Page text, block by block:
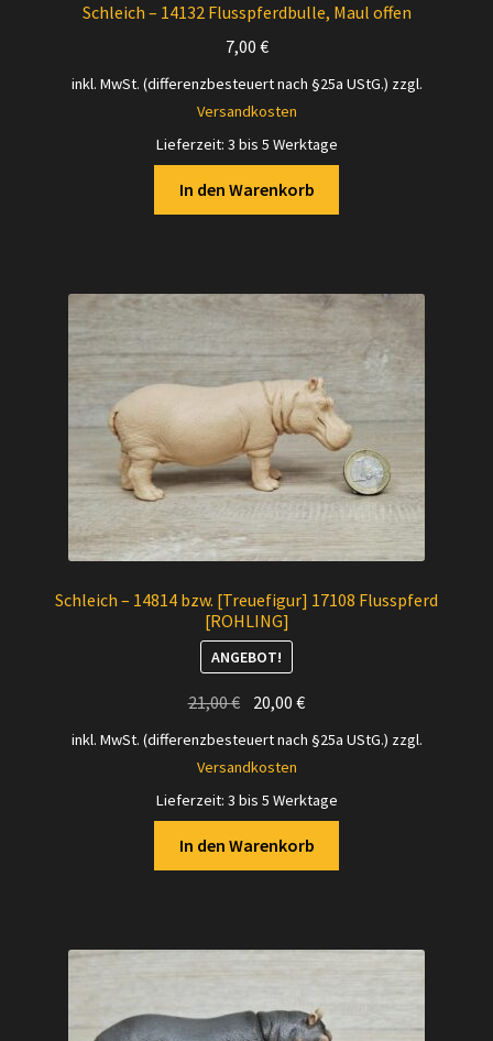
Schleich – 14132 Flusspferdbulle, Maul offen
7,00 €
inkl. MwSt. (differenzbesteuert nach §25a UStG.) zzgl.
Versandkosten
Lieferzeit: 3 bis 5 Werktage
In den Warenkorb
Schleich – 14814 bzw. [Treuefigur] 17108 Flusspferd
[ROHLING]
ANGEBOT!
21,00€ Ursprünglicher
20,00€Aktueller
inkl. MwSt. (differenzbesteuert nach §25a UStG.) zzgl.
Versandkosten
Lieferzeit: 3 bis 5 Werktage
In den Warenkorb